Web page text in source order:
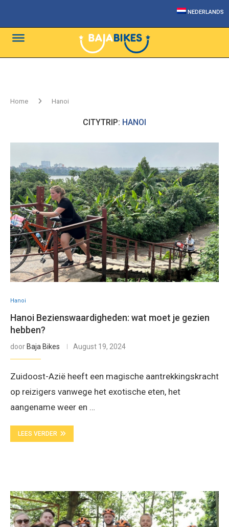
NEDERLANDS
Home Hanoi
CITYTRIP: HANOI
Hanoi
Hanoi Bezienswaardigheden: wat moet je gezien
hebben?
door Baja Bikes August 19, 2024
Zuidoost-Azië heeft een magische aantrekkingskracht
op reizigers vanwege het exotische eten, het
aangename weer en …
LEES VERDER